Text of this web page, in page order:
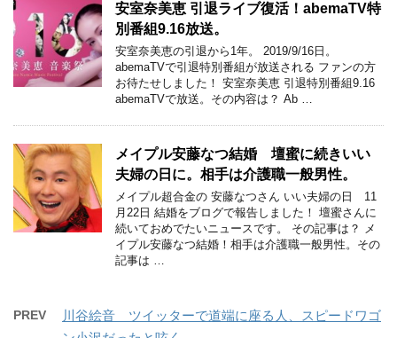
安室奈美恵 引退ライブ復活！abemaTV特
別番組9.16放送。
安室奈美恵の引退から1年。 2019/9/16日。
abemaTVで引退特別番組が放送される ファンの方
お待たせしました！ 安室奈美恵 引退特別番組9.16
abemaTVで放送。その内容は？ Ab …
メイプル安藤なつ結婚 壇蜜に続きいい
夫婦の日に。相手は介護職一般男性。
メイプル超合金の 安藤なつさん いい夫婦の日 11
月22日 結婚をブログで報告しました！ 壇蜜さんに
続いておめでたいニュースです。 その記事は？ メ
イプル安藤なつ結婚！相手は介護職一般男性。その
記事は …
PREV
川谷絵音 ツイッターで道端に座る人、スピードワゴ